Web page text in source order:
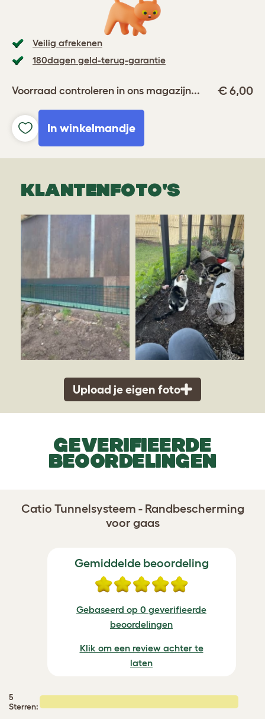
Veilig afrekenen
180dagen geld-terug-garantie
Voorraad controleren in ons magazijn... € 6,00
In winkelmandje
KLANTENFOTO'S
Upload je eigen foto
GEVERIFIEERDE
BEOORDELINGEN
Catio Tunnelsysteem - Randbescherming
voor gaas
Gemiddelde beoordeling
Gebaseerd op 0 geverifieerde
beoordelingen
Klik om een review achter te
laten
5
Sterren: